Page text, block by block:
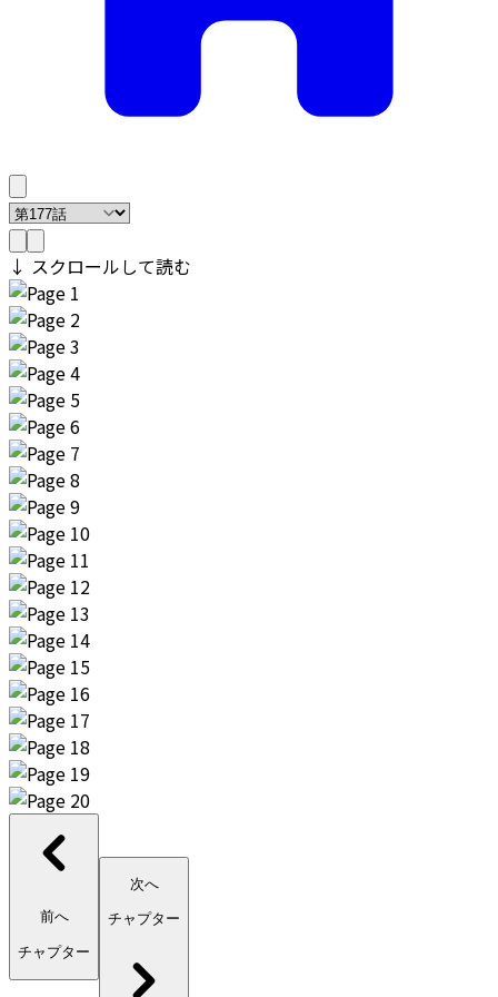
↓ スクロールして読む
前へ
チャプター
次へ
チャプター